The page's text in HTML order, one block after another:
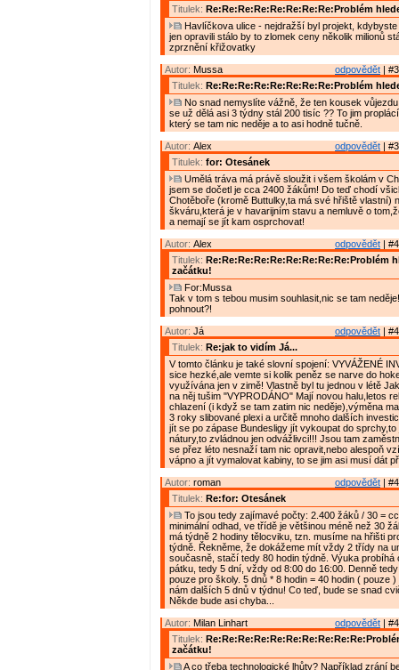
Titulek: Re:Re:Re:Re:Re:Re:Re:Re:Problém
Havlíčkova ulice - nejdražší byl projekt, kdybyste
jen opravili stálo by to zlomek ceny několik milionů
zprznění křižovatky
odpovědět |
Autor: Mussa
Titulek: Re:Re:Re:Re:Re:Re:Re:Re:Problém
No snad nemyslíte vážně, že ten kousek
se už dělá asi 3 týdny stál 200 tisíc ?? To jim
který se tam nic neděje a to asi hodně tučně.
odpovědět |
Autor: Alex
Titulek: for: Otesánek
Umělá tráva má právě sloužit i všem školám v
jsem se dočetl je cca 2400 žákům! Do teď chodí
Chotěboře (kromě Buttulky,ta má své hřiště vlastní)
škváru,která je v havarijním stavu a nemluvě o
a nemají se jít kam osprchovat!
odpovědět |
Autor: Alex
Titulek: Re:Re:Re:Re:Re:Re:Re:Re:Re:Problém
začátku!
For:Mussa
Tak v tom s tebou musim souhlasit,nic se tam
pohnout?!
odpovědět |
Autor: Já
Titulek: Re:jak to vidím Já...
V tomto článku je také slovní spojení: VYVÁŽENÉ
sice hezké,ale vemte si kolik peněz se narve do
využívána jen v zimě! Vlastně byl tu jednou v létě
na něj tušim "VYPRODÁNO" Mají novou halu,letos
chlazení (i když se tam zatim nic neděje),výměna
3 roky slibované plexi a určitě mnoho dalších
jít se po zápase Bundesligy jít vykoupat do sprchy,to
nátury,to zvládnou jen odvážlivci!!! Jsou tam
se přez léto nesnaží tam nic opravit,nebo alespoň
vápno a jít vymalovat kabiny, to se jim asi musí dát
odpovědět |
Autor: roman
Titulek: Re:for: Otesánek
To jsou tedy zajímavé počty: 2.400 žáků / 30 =
minimální odhad, ve třídě je většinou méně než 30
má týdně 2 hodiny tělocviku, tzn. musíme na hřišti
týdně. Řekněme, že dokážeme mít vždy 2 třídy na
současně, stačí tedy 80 hodin týdně. Výuka probíhá
pátku, tedy 5 dní, vždy od 8:00 do 16:00. Denně
pouze pro školy. 5 dnů * 8 hodin = 40 hodin ( pouze
nám dalších 5 dnů v týdnu! Co teď, bude se snad
Někde bude asi chyba...
odpovědět |
Autor: Milan Linhart
Titulek:
začátku!
A co třeba technologické lhůty? Například zrání